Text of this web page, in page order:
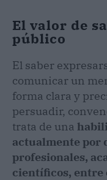
El valor de
público
El saber
comunicar un
forma clara y
persuadir,
trata de una
actualmente por
profesionales,
científicos, entre